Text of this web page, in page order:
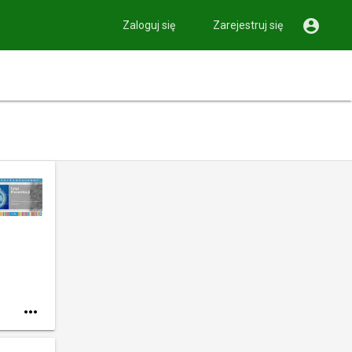
Zaloguj się Zarejestruj się 
